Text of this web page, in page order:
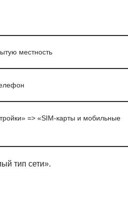
местность
=> «SIM-карты и мобильные
тип сети».